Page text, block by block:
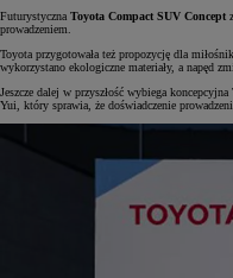
Futurystyczna Toyota Compact SUV Concept
prowadzeniem.
Toyota przygotowała też propozycję dla
wykorzystano ekologiczne materiały, a napęd
Jeszcze dalej w przyszłość wybiega koncepcyjna
Yui, który sprawia, że doświadczenie